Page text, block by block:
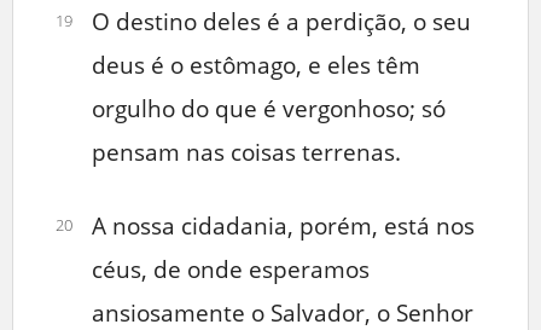
19
O destino deles é a perdição, o seu
deus é o estômago, e eles têm
orgulho do que é vergonhoso; só
pensam nas coisas terrenas.
20
A nossa cidadania, porém, está nos
céus, de onde esperamos
ansiosamente o Salvador, o Senhor